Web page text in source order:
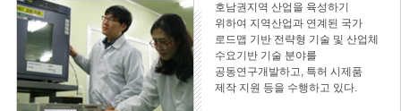
호남권지역 산업을 육성하기
위하여 지역산업과 연계된 국가
로드맵 기반 전략형 기술 및 산업체
수요기반 기술 분야를
공동연구개발하고, 특허 시제품
제작 지원 등을 수행하고 있다.